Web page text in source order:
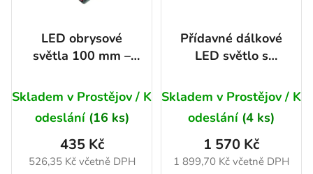
LED obrysové
světla 100 mm –
hodnocení
produktu
je
5,0
Skladem v Prostějov / K
odeslání (16 ks)
526,35 Kč včetně DPH
435 Kč
Přídavné dálkové
LED světlo s
dynamickým
pozičním světlem -
Oválné, 75W,
1500Lm, IP69K,
R149, R148
Skladem v Prostějov / K
odeslání (4 ks)
1 899,70 Kč včetně DPH
1 570 Kč